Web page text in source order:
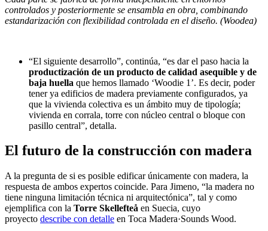
controlados y posteriormente se ensambla en obra, combinando
estandarización con flexibilidad controlada en el diseño. (Woodea)
“El siguiente desarrollo”, continúa, “es dar el paso hacia la
productización de un producto de calidad asequible y de
baja huella que hemos llamado ‘Woodie 1’. Es decir, poder
tener ya edificios de madera previamente configurados, ya
que la vivienda colectiva es un ámbito muy de tipología;
vivienda en corrala, torre con núcleo central o bloque con
pasillo central”, detalla.
El futuro de la construcción con madera
A la pregunta de si es posible edificar únicamente con madera, la
respuesta de ambos expertos coincide. Para Jimeno, “la madera no
tiene ninguna limitación técnica ni arquitectónica”, tal y como
ejemplifica con la Torre Skellefteå en Suecia, cuyo
proyecto describe con detalle en Toca Madera·Sounds Wood.